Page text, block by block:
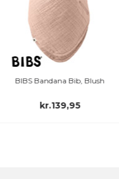
BIBS Pacifier Box, blush
kr.169,95